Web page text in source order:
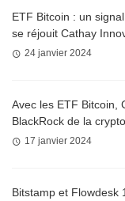
ETF Bitcoin : un
se réjouit Cathay
24 janvier 2024
Avec les ETF Bitcoin,
BlackRock de la crypto
17 janvier 2024
Bitstamp et Flowdesk